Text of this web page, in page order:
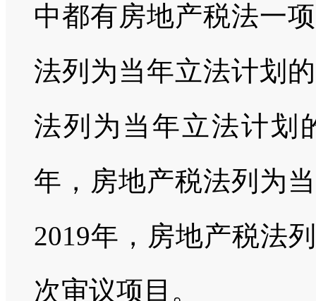
中都有房地产税法一
法列为当年立法计划
法列为当年立法计划
年，房地产税法列为
2019年，房地产税法
次审议项目。